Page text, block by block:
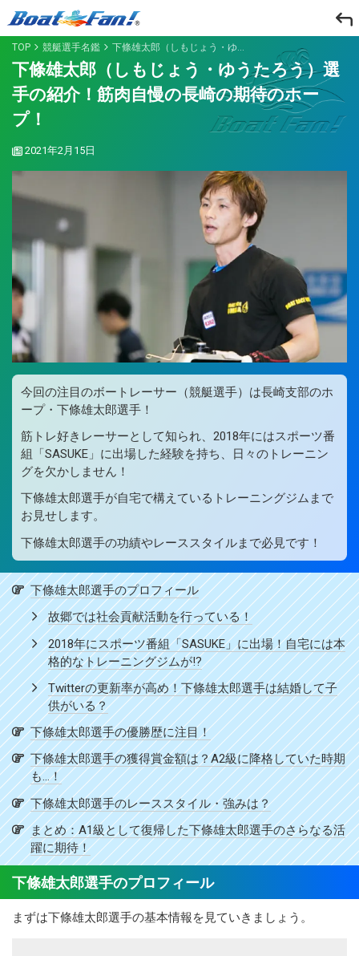
TOP 競艇選手名鑑
下條雄太郎（しもじょう・ゆうたろう）選
手の紹介！筋肉自慢の長崎の期待のホー
プ！
2021年2月15日
今回の注目のボートレーサー（競艇選手）は長崎支部のホ
ープ・下條雄太郎選手！
筋トレ好きレーサーとして知られ、2018年にはスポーツ番
組「SASUKE」に出場した経験を持ち、日々のトレーニン
グを欠かしません！
下條雄太郎選手が自宅で構えているトレーニングジムまで
お見せします。
下條雄太郎選手の功績やレーススタイルまで必見です！
下條雄太郎選手のプロフィール
故郷では社会貢献活動を行っている！
2018年にスポーツ番組「SASUKE」に出場！自宅には本
格的なトレーニングジムが!?
Twitterの更新率が高め！下條雄太郎選手は結婚して子
供がいる？
下條雄太郎選手の優勝歴に注目！
下條雄太郎選手の獲得賞金額は？A2級に降格していた時期
も…！
下條雄太郎選手のレーススタイル・強みは？
まとめ：A1級として復帰した下條雄太郎選手のさらなる活
躍に期待！
下條雄太郎選手のプロフィール
まずは下條雄太郎選手の基本情報を見ていきましょう。